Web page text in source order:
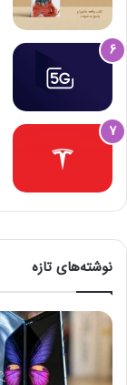
نوشته‌های تازه